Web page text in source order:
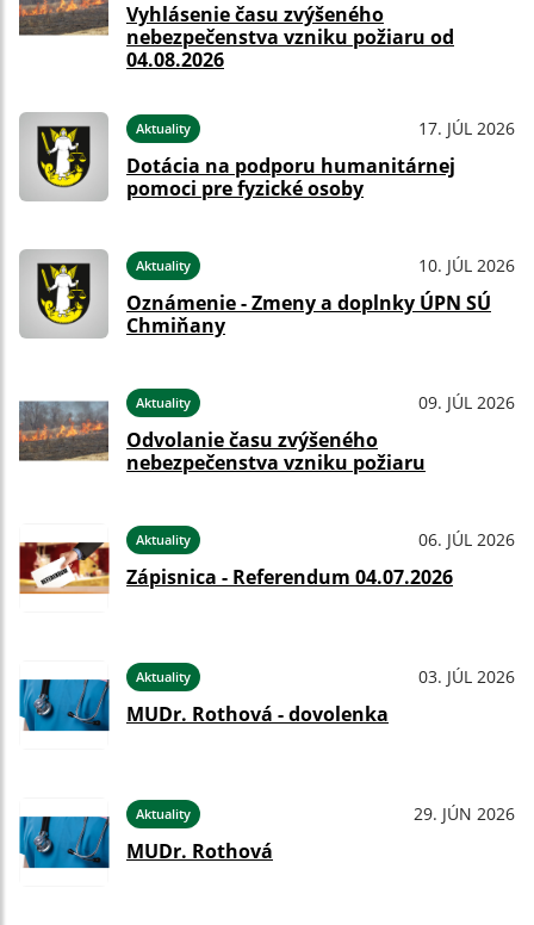
Vyhlásenie času zvýšeného
nebezpečenstva vzniku požiaru od
04.08.2026
Aktuality 17. JÚL 2026
Dotácia na podporu humanitárnej
pomoci pre fyzické osoby
Aktuality 10. JÚL 2026
Oznámenie - Zmeny a doplnky ÚPN SÚ
Chmiňany
Aktuality 09. JÚL 2026
Odvolanie času zvýšeného
nebezpečenstva vzniku požiaru
Aktuality 06. JÚL 2026
Zápisnica - Referendum 04.07.2026
Aktuality 03. JÚL 2026
MUDr. Rothová - dovolenka
Aktuality 29. JÚN 2026
MUDr. Rothová